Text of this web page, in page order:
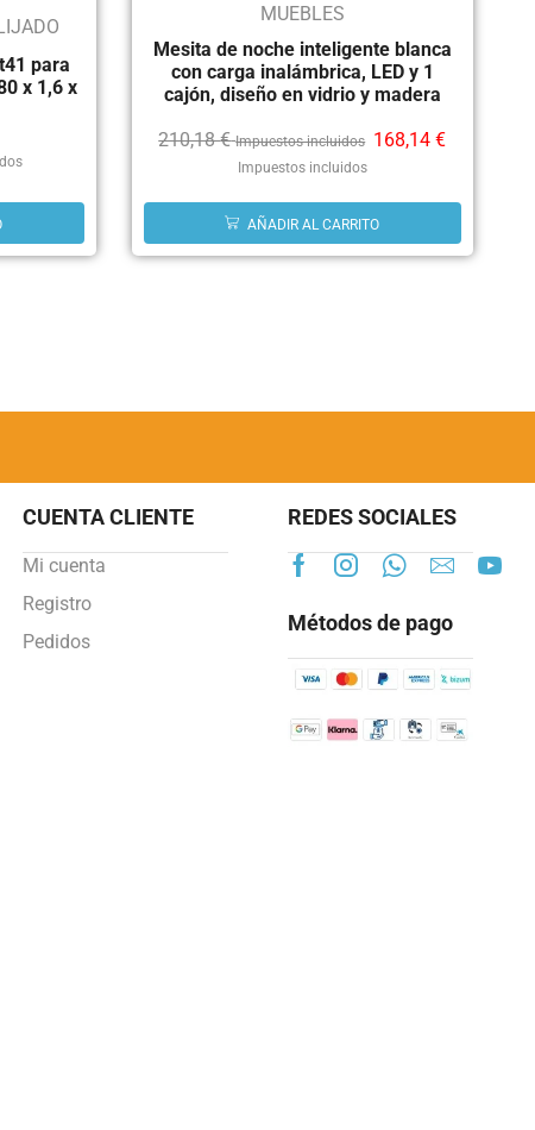
para
x 1,6 x
MUEBLES
Mesita de noche inteligente blanca
con carga inalámbrica, LED y 1
cajón, diseño en vidrio y madera
210,18€ Impuestos incluidos 168,14€
Impuestos incluidos
AÑADIR AL CARRITO
CUENTA CLIENTE
Mi cuenta
Registro
Pedidos
REDES SOCIALES
Métodos de pago